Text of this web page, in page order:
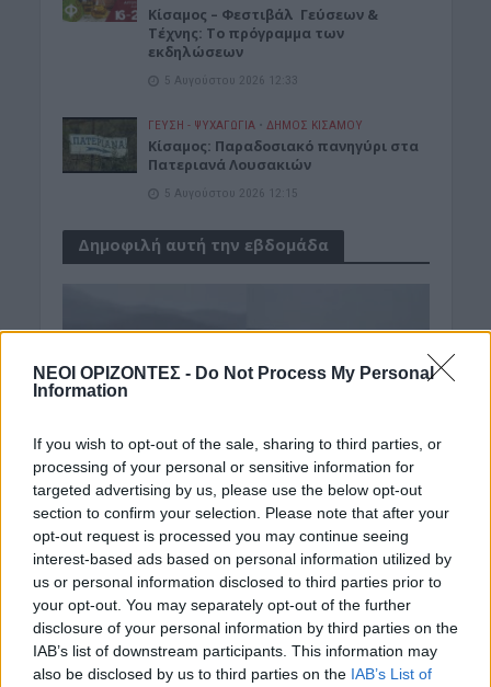
ΝΕΟΙ ΟΡΙΖΟΝΤΕΣ - Do Not Process My Personal
Information
If you wish to opt-out of the sale, sharing to third parties, or
processing of your personal or sensitive information for
targeted advertising by us, please use the below opt-out
section to confirm your selection. Please note that after your
opt-out request is processed you may continue seeing
interest-based ads based on personal information utilized by
us or personal information disclosed to third parties prior to
your opt-out. You may separately opt-out of the further
disclosure of your personal information by third parties on the
IAB’s list of downstream participants. This information may
also be disclosed by us to third parties on the IAB’s List of
Κίσαμος – Φεστιβάλ Γεύσεων &
Τέχνης: Το πρόγραμμα των
εκδηλώσεων
5 Αυγούστου 2026 12:33
ΓΕΎΣΗ - ΨΥΧΑΓΩΓΊΑ • ΔΉΜΟΣ ΚΙΣΆΜΟΥ
Κίσαμος: Παραδοσιακό πανηγύρι στα
Πατεριανά Λουσακιών
5 Αυγούστου 2026 12:15
Δημοφιλή αυτή την εβδομάδα